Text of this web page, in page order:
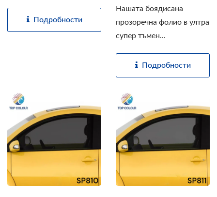
Подробности
Нашата боядисана
прозоречна фолио в ултра
супер тъмен...
Подробности